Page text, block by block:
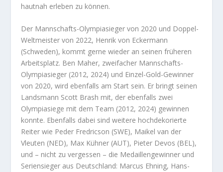
hautnah erleben zu können.
Der Mannschafts-Olympiasieger von 2020 und Doppel-
Weltmeister von 2022, Henrik von Eckermann
(Schweden), kommt gerne wieder an seinen früheren
Arbeitsplatz. Ben Maher, zweifacher Mannschafts-
Olympiasieger (2012, 2024) und Einzel-Gold-Gewinner
von 2020, wird ebenfalls am Start sein. Er bringt seinen
Landsmann Scott Brash mit, der ebenfalls zwei
Olympiasiege mit dem Team (2012, 2024) gewinnen
konnte. Ebenfalls dabei sind weitere hochdekorierte
Reiter wie Peder Fredricson (SWE), Maikel van der
Vleuten (NED), Max Kühner (AUT), Pieter Devos (BEL),
und – nicht zu vergessen – die Medaillengewinner und
Seriensieger aus Deutschland: Marcus Ehning, Hans-